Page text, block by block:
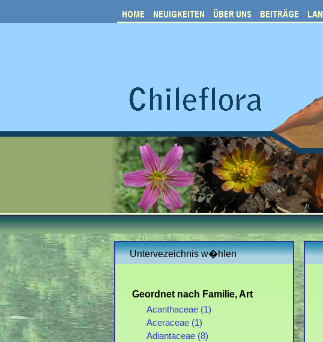
Untervezeichnis w�hlen
Geordnet nach Familie, Art
Acanthaceae (1)
Aceraceae (1)
Adiantaceae (8)